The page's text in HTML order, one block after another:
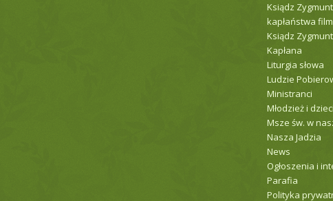
Ksiądz
kapłaństwa film
Ksiądz
Kapłana
Liturgia słowa
Ludzie
Ministranci
Młodzież i
Msze św. w
Nasza Jadzia
News
Ogłoszenia i
Parafia
Polityka